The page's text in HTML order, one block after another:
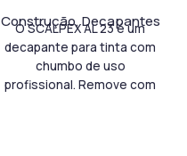
Construção,Decapantes
O SCALPEX AL 23 é um
decapante para tinta com
chumbo de uso
profissional. Remove com